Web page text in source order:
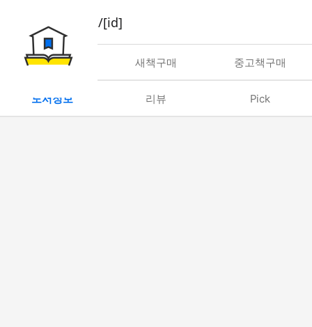
book/rent/[id]
대여 새책구매 중고책구매
도서정보 리뷰 Pick